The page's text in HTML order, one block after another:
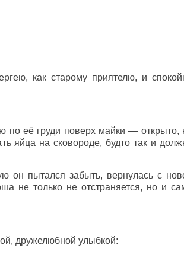
как старому приятелю, и
по её груди поверх майки — открыто,
яйца на сковороде, будто так и
он пытался забыть, вернулась с
не только не отстраняется, но и
дружелюбной улыбкой: